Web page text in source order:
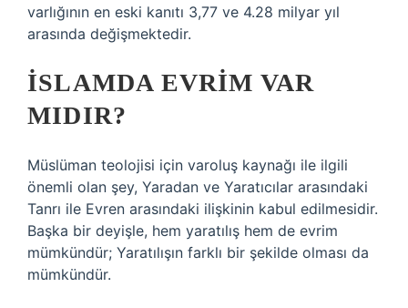
varlığının en eski kanıtı 3,77 ve 4.28 milyar yıl
arasında değişmektedir.
İSLAMDA EVRIM VAR
MIDIR?
Müslüman teolojisi için varoluş kaynağı ile ilgili
önemli olan şey, Yaradan ve Yaratıcılar arasındaki
Tanrı ile Evren arasındaki ilişkinin kabul edilmesidir.
Başka bir deyişle, hem yaratılış hem de evrim
mümkündür; Yaratılışın farklı bir şekilde olması da
mümkündür.